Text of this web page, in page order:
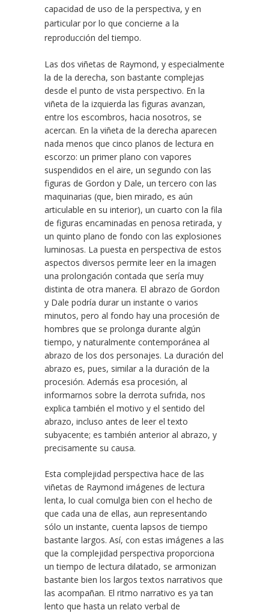
capacidad de uso de la perspectiva, y en
particular por lo que concierne a la
reproducción del tiempo.
Las dos viñetas de Raymond, y especialmente
la de la derecha, son bastante complejas
desde el punto de vista perspectivo. En la
viñeta de la izquierda las figuras avanzan,
entre los escombros, hacia nosotros, se
acercan. En la viñeta de la derecha aparecen
nada menos que cinco planos de lectura en
escorzo: un primer plano con vapores
suspendidos en el aire, un segundo con las
figuras de Gordon y Dale, un tercero con las
maquinarias (que, bien mirado, es aún
articulable en su interior), un cuarto con la fila
de figuras encaminadas en penosa retirada, y
un quinto plano de fondo con las explosiones
luminosas. La puesta en perspectiva de estos
aspectos diversos permite leer en la imagen
una prolongación contada que sería muy
distinta de otra manera. El abrazo de Gordon
y Dale podría durar un instante o varios
minutos, pero al fondo hay una procesión de
hombres que se prolonga durante algún
tiempo, y naturalmente contemporánea al
abrazo de los dos personajes. La duración del
abrazo es, pues, similar a la duración de la
procesión. Además esa procesión, al
informarnos sobre la derrota sufrida, nos
explica también el motivo y el sentido del
abrazo, incluso antes de leer el texto
subyacente; es también anterior al abrazo, y
precisamente su causa.
Esta complejidad perspectiva hace de las
viñetas de Raymond imágenes de lectura
lenta, lo cual comulga bien con el hecho de
que cada una de ellas, aun representando
sólo un instante, cuenta lapsos de tiempo
bastante largos. Así, con estas imágenes a las
que la complejidad perspectiva proporciona
un tiempo de lectura dilatado, se armonizan
bastante bien los largos textos narrativos que
las acompañan. El ritmo narrativo es ya tan
lento que hasta un relato verbal de